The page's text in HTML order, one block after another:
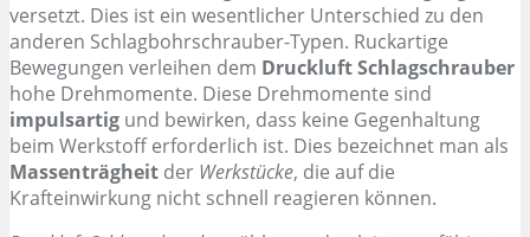
versetzt. Dies ist ein wesentlicher Unterschied zu den
anderen Schlagbohrschrauber-Typen. Ruckartige
Bewegungen verleihen dem Druckluft Schlagschrauber
hohe Drehmomente. Diese Drehmomente sind
impulsartig und bewirken, dass keine Gegenhaltung
beim Werkstoff erforderlich ist. Dies bezeichnet man als
Massenträgheit der Werkstücke, die auf die
Krafteinwirkung nicht schnell reagieren können.